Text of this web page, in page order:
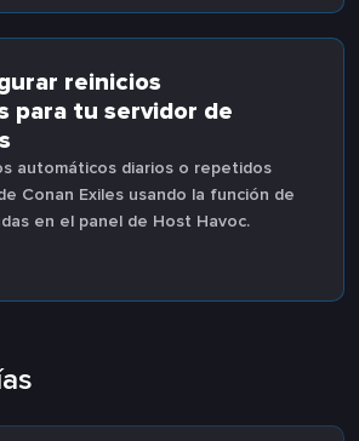
reinicios
para tu servidor de
automáticos diarios o repetidos
Conan Exiles usando la función de
en el panel de Host Havoc.